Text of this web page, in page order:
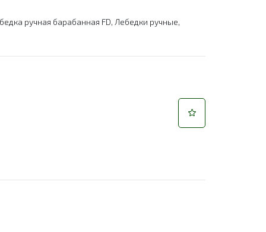
ручная барабанная FD, Лебедки ручные,